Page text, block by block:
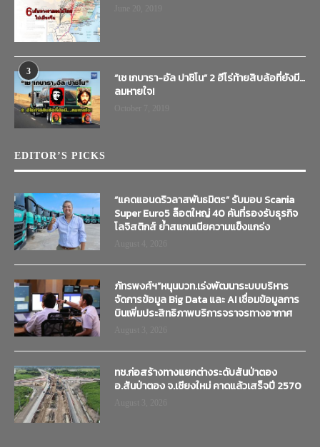
3
“เช เกบารา-อัล ปาชิโน” 2 ฮีโร่ท้ายสิบล้อที่ยังมี…
ลมหายใจ!
EDITOR’S PICKS
“แคดแอนดริวลาสพันธมิตร” รับมอบ Scania
Super Euro5 ล็อตใหญ่ 40 คันที่รองรับธุรกิจ
โลจิสติกส์ ย้ำสแกนเนียความแข็งแกร่ง
ภัทรพงศ์ฯ”หนุนบวท.เร่งพัฒนาระบบบริหาร
จัดการข้อมูล Big Data และ AI เชื่อมข้อมูลการ
บินเพิ่มประสิทธิภาพบริการจราจรทางอากาศ
ทช.ก่อสร้างทางแยกต่างระดับสันป่าตอง
อ.สันป่าตอง จ.เชียงใหม่ คาดแล้วเสร็จปี 2570